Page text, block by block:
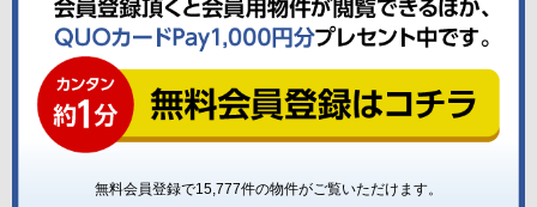
無料会員登録で15,777件の物件がご覧いただけます。